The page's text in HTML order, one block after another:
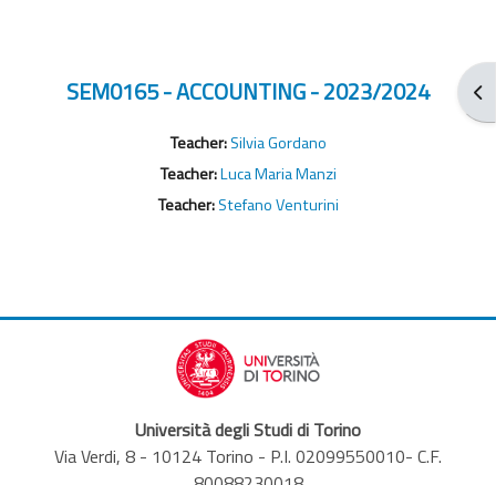
SEM0165 - ACCOUNTING - 2023/2024
Teacher:Silvia Gordano
Teacher:Luca Maria Manzi
Teacher:Stefano Venturini
Università degli Studi di Torino
Via Verdi, 8 - 10124 Torino - P.I. 02099550010- C.F.